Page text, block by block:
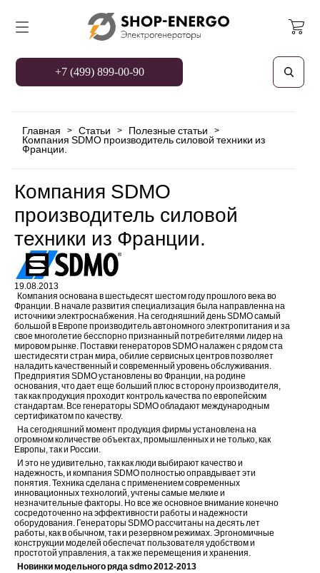
+7 (499) 899-00-90
Главная > Статьи > Полезные статьи >
Компания SDMO производитель силовой техники из
Франции.
Компания SDMO
производитель силовой
техники из Франции.
19.08.2013
Компания основана в шестьдесят шестом году прошлого века во
Франции. В начале развития специализация была направленна на
источники электроснабжения. На сегодняшний день SDMO самый
большой в Европе производитель автономного электропитания и за
свое многолетие бесспорно признанный потребителями лидер на
мировом рынке. Поставки генераторов SDMO налажен с рядом ста
шестидесяти стран мира, обилие сервисных центров позволяет
наладить качественный и современный уровень обслуживания.
Предприятия SDMO установлены во Франции, на родине
основания, что дает еще больший плюс в сторону производителя,
так как продукция проходит контроль качества по европейским
стандартам. Все генераторы SDMO обладают международным
сертификатом по качеству.
На сегодняшний момент продукция фирмы установлена на
огромном количестве объектах, промышленных и не только, как
Европы, так и России.
И это не удивительно, так как люди выбирают качество и
надежность, и компания SDMO полностью оправдывает эти
понятия. Техника сделана с применением современных
инновационных технологий, учтены самые мелкие и
незначительные факторы. Но все же основное внимание конечно
сосредоточенно на эффективности работы и надежности
оборудования. Генераторы SDMO рассчитаны на десять лет
работы, как в обычном, так и резервном режимах. Эргономичные
конструкции моделей обеспечат пользователя удобством и
простотой управления, а так же перемещения и хранения.
Новинки модельного ряда sdmo 2012-2013